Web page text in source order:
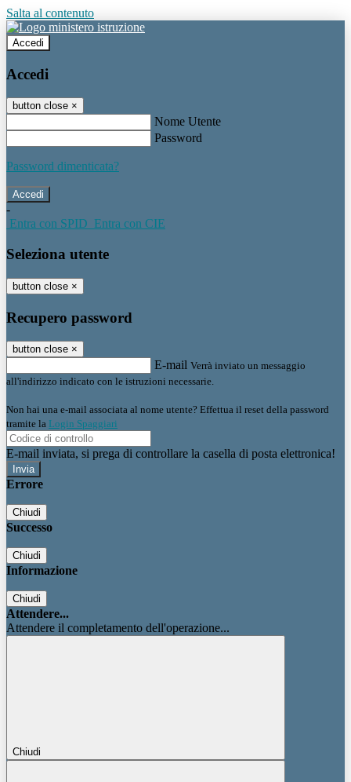
Salta al contenuto
Accedi
Accedi
button close ×
Nome Utente
Password
Password dimenticata?
-
Entra con SPID Entra con CIE
Seleziona utente
button close ×
Recupero password
button close ×
E-mail Verrà inviato un messaggio
all'indirizzo indicato con le istruzioni necessarie.
Non hai una e-mail associata al nome utente? Effettua il reset della password
tramite la Login Spaggiari
E-mail inviata, si prega di controllare la casella di posta elettronica!
Errore
Chiudi
Successo
Chiudi
Informazione
Chiudi
Attendere...
Attendere il completamento dell'operazione...
Chiudi